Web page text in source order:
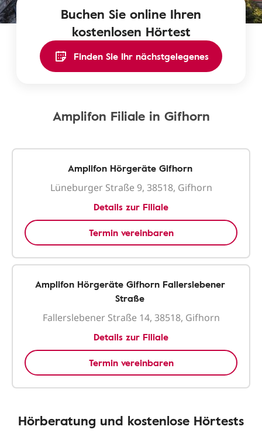
Buchen Sie online Ihren
kostenlosen Hörtest
Finden Sie Ihr nächstgelegenes
Amplifon Filiale in Gifhorn
Amplifon Hörgeräte Gifhorn
Lüneburger Straße 9, 38518, Gifhorn
Details zur Filiale
Termin vereinbaren
Amplifon Hörgeräte Gifhorn Fallerslebener
Straße
Fallerslebener Straße 14, 38518, Gifhorn
Details zur Filiale
Termin vereinbaren
Hörberatung und kostenlose Hörtests